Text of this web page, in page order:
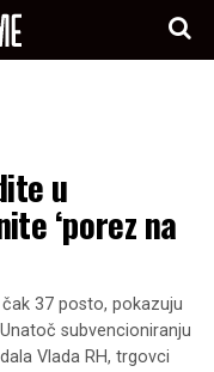
u
‘porez na
37 posto, pokazuju
subvencioniranju
Vlada RH, trgovci